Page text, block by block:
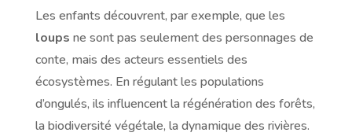
Les enfants découvrent, par exemple, que les
loups ne sont pas seulement des personnages de
conte, mais des acteurs essentiels des
écosystèmes. En régulant les populations
d’ongulés, ils influencent la régénération des forêts,
la biodiversité végétale, la dynamique des rivières.